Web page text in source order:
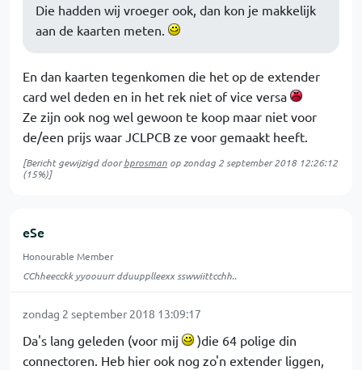
Die hadden wij vroeger ook, dan kon je makkelijk
aan de kaarten meten.
En dan kaarten tegenkomen die het op de extender
card wel deden en in het rek niet of vice versa
Ze zijn ook nog wel gewoon te koop maar niet voor
de/een prijs waar JCLPCB ze voor gemaakt heeft.
[Bericht gewijzigd doorbprosman opzondag 2 september 2018 12:26:12
(15%)]
eSe
Honourable Member
CChheecckk yyoouurr dduupplleexx sswwiittcchh..
zondag 2 september 2018 13:09:17
Da's lang geleden (voor mij
)die 64 polige din
connectoren. Heb hier ook nog zo'n extender liggen,